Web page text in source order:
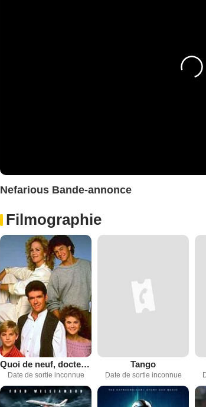
Nefarious Bande-annonce
Filmographie
Quoi de neuf, docteur ?
Date de sortie inconnue
Tango
Date de sortie inconnue